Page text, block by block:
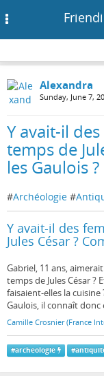
Alexandra
Sunday, June 7,
Y avait-il
temps de
les Gaulois ?
#Archéologie #
Y avait-il des
Jules César ?
Gabriel, 11 ans,
temps de Jules César ?
faisaient-elles la
Gaulois, il connaît donc
Camille Crosnier (France
#archeologie #